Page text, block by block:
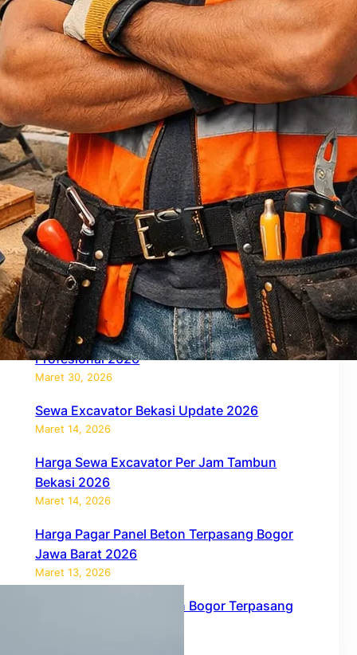
Jasa Bore Pile
Pagar Panel Beton
Sewa Alat Berat
Sewa Crane
Sewa Excavator
Sewa Excavator
Sewa Forklift
U Ditch Beton
Uncategorized
Recent Posts
Jasa Tukang Bangun Rumah Majalengka
Profesional 2026
Maret 30, 2026
Sewa Excavator Bekasi Update 2026
Maret 14, 2026
Harga Sewa Excavator Per Jam Tambun
Bekasi 2026
Maret 14, 2026
Harga Pagar Panel Beton Terpasang Bogor
Jawa Barat 2026
Maret 13, 2026
Harga Pagar Panel Beton Bogor Terpasang